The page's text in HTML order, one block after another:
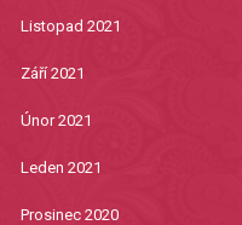
Listopad 2021
Září 2021
Únor 2021
Leden 2021
Prosinec 2020